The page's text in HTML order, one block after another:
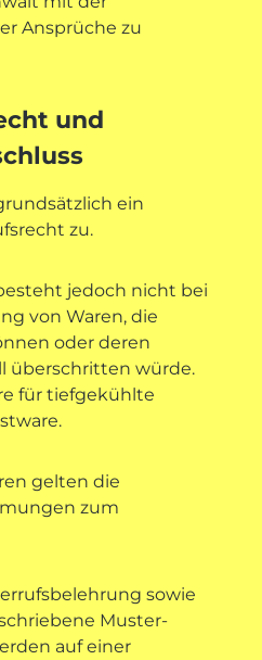
Ansprüche zu
und
ein
zu.
jedoch nicht bei
von Waren, die
oder deren
überschritten würde.
für tiefgekühlte
gelten die
zum
sowie
Muster-
auf einer